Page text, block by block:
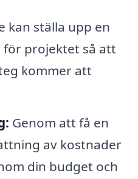
kan ställa upp en
för projektet så att
kommer att
Genom att få en
av kostnader
din budget och